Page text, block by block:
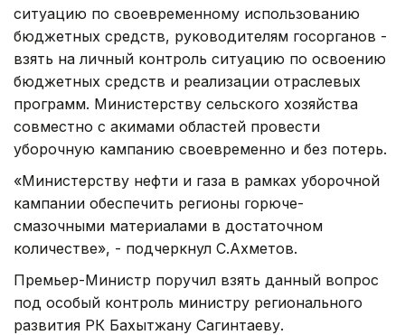
ситуацию по своевременному использованию
бюджетных средств, руководителям госорганов -
взять на личный контроль ситуацию по освоению
бюджетных средств и реализации отраслевых
программ. Министерству сельского хозяйства
совместно с акимами областей провести
уборочную кампанию своевременно и без потерь.
«Министерству нефти и газа в рамках уборочной
кампании обеспечить регионы горюче-
смазочными материалами в достаточном
количестве», - подчеркнул С.Ахметов.
Премьер-Министр поручил взять данный вопрос
под особый контроль министру регионального
развития РК Бахытжану Сагинтаеву.